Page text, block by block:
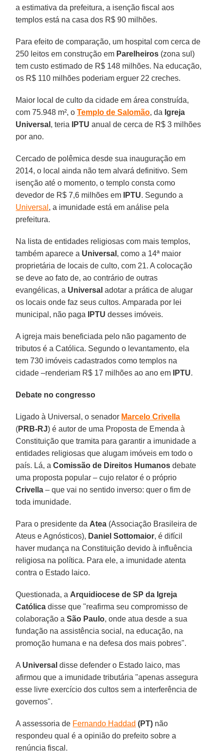
a estimativa da prefeitura, a isenção fiscal aos
templos está na casa dos R$ 90 milhões.
Para efeito de comparação, um hospital com cerca de
250 leitos em construção em Parelheiros (zona sul)
tem custo estimado de R$ 148 milhões. Na educação,
os R$ 110 milhões poderiam erguer 22 creches.
Maior local de culto da cidade em área construída,
com 75.948 m², oTemplo de Salomão, da Igreja
Universal , teria IPTU anual de cerca de R$ 3 milhões
por ano.
Cercado de polêmica desde sua inauguração em
2014, o local ainda não tem alvará definitivo. Sem
isenção até o momento, o templo consta como
devedor de R$ 7,6 milhões em
IPTU. Segundo a
Universal , a imunidade está em análise pela
prefeitura.
Na lista de entidades religiosas com mais templos,
também aparece a Universal , como a 14ª maior
proprietária de locais de culto, com 21. A colocação
se deve ao fato de, ao contrário de outras
evangélicas, a Universal adotar a prática de alugar
os locais onde faz seus cultos. Amparada por lei
municipal, não paga
IPTU desses imóveis.
A igreja mais beneficiada pelo não pagamento de
tributos é a Católica. Segundo o levantamento, ela
tem 730 imóveis cadastrados como templos na
cidade –renderiam R$ 17 milhões ao ano em
IPTU.
Debate no congresso
Ligado à Universal, o senador Marcelo Crivella
(PRB-RJ) é autor de uma Proposta de Emenda à
Constituição que tramita para garantir a imunidade a
entidades religiosas que alugam imóveis em todo o
país. Lá, aComissão de Direitos Humanos debate
uma proposta popular – cujo relator é o próprio
Crivella– que vai no sentido inverso: quer o fim de
toda imunidade.
Para o presidente da Atea (Associação Brasileira de
Ateus e Agnósticos), Daniel Sottomaior, é difícil
haver mudança na Constituição devido à influência
religiosa na política. Para ele, a imunidade atenta
contra o Estado laico.
Questionada, a Arquidiocese de SP da Igreja
Católica disse que "reafirma seu compromisso de
colaboração aSão Paulo, onde atua desde a sua
fundação na assistência social, na educação, na
promoção humana e na defesa dos mais pobres".
A Universal disse defender o Estado laico, mas
afirmou que a imunidade tributária "apenas assegura
esse livre exercício dos cultos sem a interferência de
governos".
A assessoria de Fernando Haddad (PT) não
respondeu qual é a opinião do prefeito sobre a
renúncia fiscal.